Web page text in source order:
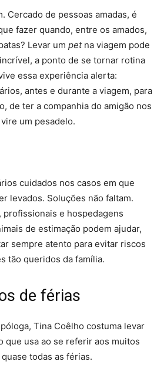
Cercado de pessoas amadas, é
fazer quando, entre os amados,
Levar um petna viagem pode
a ponto de se tornar rotina
essa experiência alerta:
antes e durante a viagem, para
de ter a companhia do amigão nos
um pesadelo.
cuidados nos casos em que
levados. Soluções não faltam.
profissionais e hospedagens
de estimação podem ajudar,
sempre atento para evitar riscos
tão queridos da família.
de férias
Tina Coêlho costuma levar
que usa ao se referir aos muitos
todas as férias.